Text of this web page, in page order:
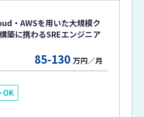
・AWSを用いた大規模ク
築に携わるSREエンジニア
85-130万円／月
OK